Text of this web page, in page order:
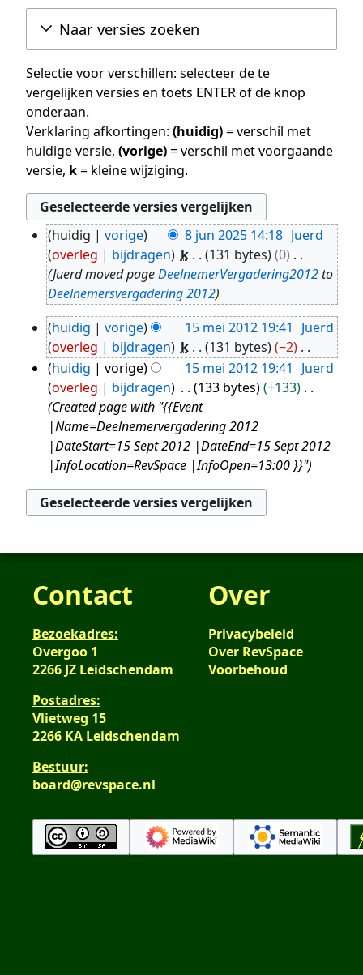
Naar versies zoeken
Selectie voor verschillen: selecteer de te
vergelijken versies en toets ENTER of de knop
onderaan.
Verklaring afkortingen: (huidig)= verschil met
huidige versie, (vorige)= verschil met voorgaande
versie, k= kleine wijziging.
8
jun
2025
huidig vorige 8 jun 2025 14:18 Juerd
overleg
bijdragen k 131 bytes
0
Juerd moved pageDeelnemerVergadering2012to
Deelnemersvergadering 2012
15
mei
2012
huidig vorige 15 mei 2012 19:41
Juerd
overleg
bijdragen k 131 bytes
−2
G
e
e
n
b
e
e
r
g
s
a
m
e
n
v
t
t
n
g
huidig vorige 15 mei 2012 19:41
Juerd
overleg
bijdragen 133 bytes
+133
Created page with "{{Event
|Name=Deelnemervergadering 2012
|DateStart=15 Sept 2012 |DateEnd=15 Sept 2012
|InfoLocation=RevSpace |InfoOpen=13:00 }}"
Contact
Bezoekadres:
Overgoo 1
2266 JZ Leidschendam
Postadres:
Vlietweg 15
2266 KA Leidschendam
Bestuur:
board@revspace.nl
Over
Privacybeleid
Over RevSpace
Voorbehoud